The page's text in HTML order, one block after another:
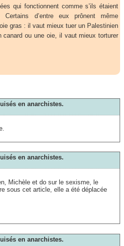
qui fonctionnent comme s’ils étaient
d’entre eux prônent même
gras : il vaut mieux tuer un Palestinien
ou une oie, il vaut mieux torturer
en anarchistes.
en anarchistes.
Michèle et do sur le sexisme, le
sous cet article, elle a été déplacée
en anarchistes.